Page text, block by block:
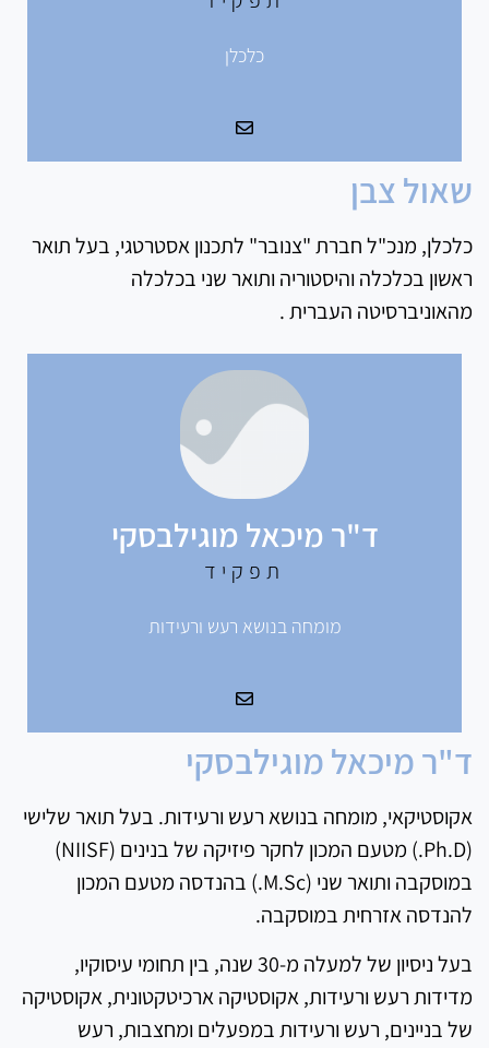
כלכלן
שאול צבן
כלכלן, מנכ"ל חברת "צנובר" לתכנון אסטרטגי, בעל תואר
ראשון בכלכלה והיסטוריה ותואר שני בכלכלה
מהאוניברסיטה העברית .
ד"ר מיכאל מוגילבסקי
תפקיד
מומחה בנושא רעש ורעידות
ד"ר מיכאל מוגילבסקי
אקוסטיקאי, מומחה בנושא רעש ורעידות. בעל תואר שלישי
(Ph.D.) מטעם המכון לחקר פיזיקה של בנינים (NIISF)
במוסקבה ותואר שני (M.Sc.) בהנדסה מטעם המכון
להנדסה אזרחית במוסקבה.
בעל ניסיון של למעלה מ-30 שנה, בין תחומי עיסוקיו,
מדידות רעש ורעידות, אקוסטיקה ארכיטקטונית, אקוסטיקה
של בניינים, רעש ורעידות במפעלים ומחצבות, רעש